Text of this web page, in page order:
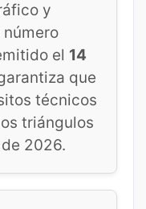
y
el 14
que
técnicos
triángulos
2026.